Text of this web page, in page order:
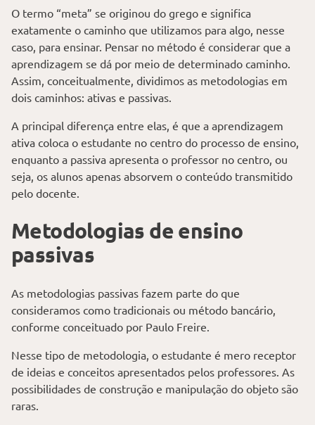
O termo “meta” se originou do grego e significa
exatamente o caminho que utilizamos para algo, nesse
caso, para ensinar. Pensar no método é considerar que a
aprendizagem se dá por meio de determinado caminho.
Assim, conceitualmente, dividimos as metodologias em
dois caminhos: ativas e passivas.
A principal diferença entre elas, é que a aprendizagem
ativa coloca o estudante no centro do processo de ensino,
enquanto a passiva apresenta o professor no centro, ou
seja, os alunos apenas absorvem o conteúdo transmitido
pelo docente.
Metodologias de ensino
passivas
As metodologias passivas fazem parte do que
consideramos como tradicionais ou método bancário,
conforme conceituado por Paulo Freire.
Nesse tipo de metodologia, o estudante é mero receptor
de ideias e conceitos apresentados pelos professores. As
possibilidades de construção e manipulação do objeto são
raras.